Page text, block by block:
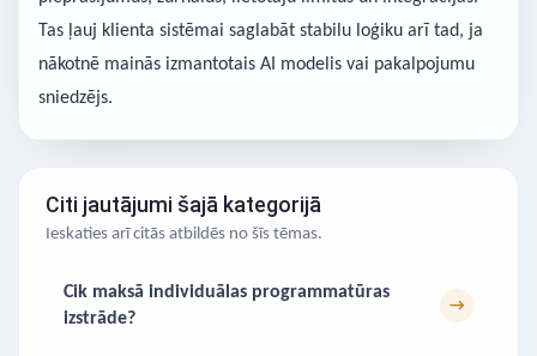
Tas ļauj klienta sistēmai saglabāt stabilu loģiku arī tad, ja
nākotnē mainās izmantotais AI modelis vai pakalpojumu
sniedzējs.
Citi jautājumi šajā kategorijā
Ieskaties arī citās atbildēs no šīs tēmas.
Cik maksā individuālas programmatūras
izstrāde?
→